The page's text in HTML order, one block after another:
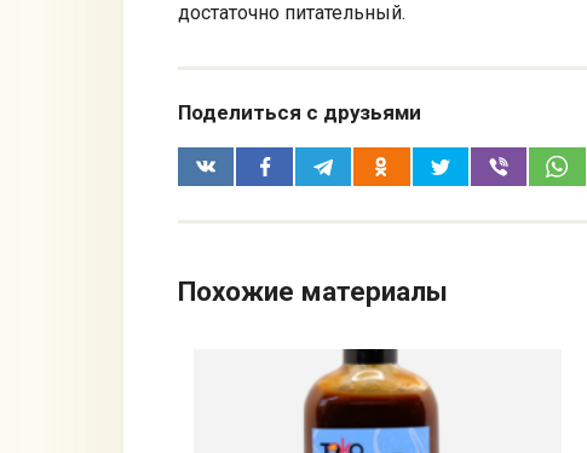
достаточно питательный.
Поделиться с друзьями
Похожие материалы